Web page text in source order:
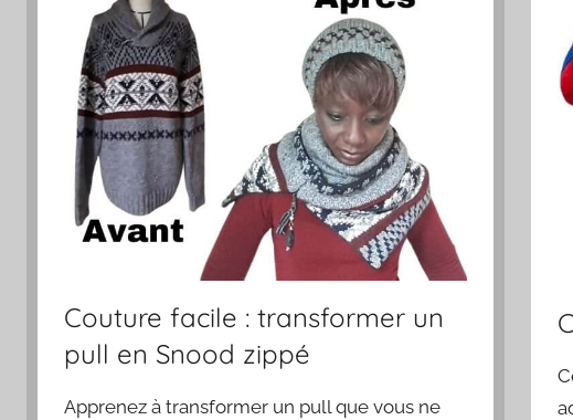
Couture facile : transformer un
pull en Snood zippé
Apprenez à transformer un pull que vous ne